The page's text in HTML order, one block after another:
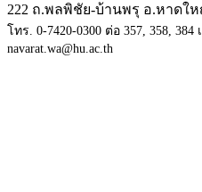
222 ถ.พลพิชัย-บ้านพรุ อ.หาดให
โทร. 0-7420-0300 ต่อ 357, 358, 384
navarat.wa@hu.ac.th